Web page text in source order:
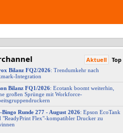
Aktuell Top
Bilanz FQ2/2026: Trendumkehr nach
​Integration
Bilanz FQ1/2026: Ecotank boomt weiterhin,
großen Sprünge mit Workforce-​
​Bingo Runde 277 -​ August 2026: Epson EcoTank
"ReadyPrint Flex"-​kompatibler Drucker zu